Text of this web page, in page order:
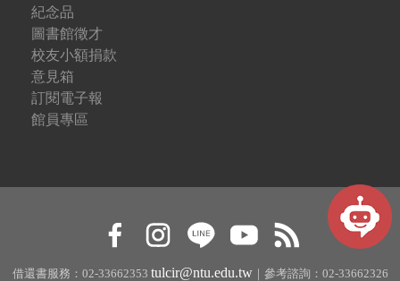
紀念品
圖書館徵才
校友小額捐款
意見箱
訂閱電子報
館員專區
借還書服務：02-33662353 tulcir@ntu.edu.tw｜參考諮詢：02-33662326